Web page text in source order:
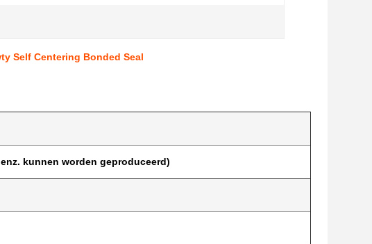
Self Centering Bonded Seal
enz. kunnen worden geproduceerd)